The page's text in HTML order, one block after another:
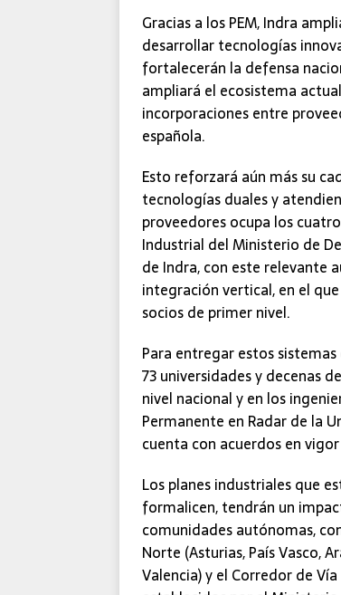
Gracias a los PEM, Indra
desarrollar tecnologías
fortalecerán la defensa
ampliará el ecosistema
incorporaciones entre
española.
Esto reforzará aún más su
tecnologías duales y
proveedores ocupa los
Industrial del Ministerio de
de Indra, con este relevante
integración vertical, en el
socios de primer nivel.
Para entregar estos
73 universidades y decenas
nivel nacional y en los
Permanente en Radar de la
cuenta con acuerdos en
Los planes industriales que
formalicen, tendrán un
comunidades autónomas,
Norte (Asturias, País Vasco,
Valencia) y el Corredor de